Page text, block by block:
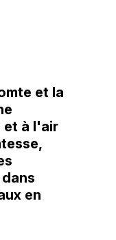
et la
et à l'air
en